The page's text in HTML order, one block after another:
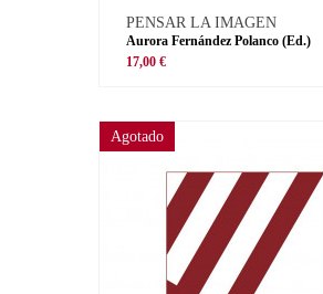
PENSAR LA IMAGEN
Aurora Fernández Polanco (Ed.)
17,00 €
Agotado